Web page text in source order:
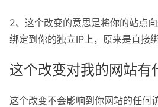
2、这个改变的意思是将你的站点
绑定到你的独立IP上，原来是直接
这个改变对我的网站有
这个改变不会影响到你网站的任何